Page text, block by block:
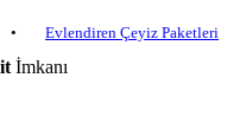
Evlendiren Çeyiz Paketleri •
İmkanı